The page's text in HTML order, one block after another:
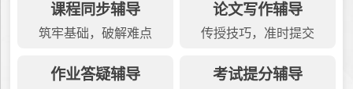
课程同步辅导
筑牢基础，破解难点
论文写作辅导
传授技巧，准时提交
作业答疑辅导 考试提分辅导